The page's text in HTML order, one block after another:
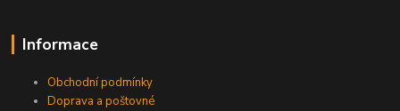
Informace
Obchodní podmínky
Doprava a poštovné